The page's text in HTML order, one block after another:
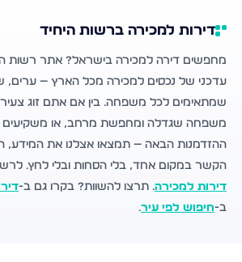
דירות למכירה ברשות היחיד
מחפשים דירה למכירה בישראל? אתר רשות
עדכני של נכסים למכירה מכל הארץ — ערים,
שמתאימים לכל משפחה. בין אם אתם זוג
משפחה שגדלה ומחפשת מרחב, או
ההזדמנות הבאה — תמצאו אצלנו את המידע,
הקשר במקום אחד, בלי הסחות ובלי לחץ.
דירות למכירה. תרצו להשוות? בקרו גם ב-
ב-חיפוש לפי עיר.